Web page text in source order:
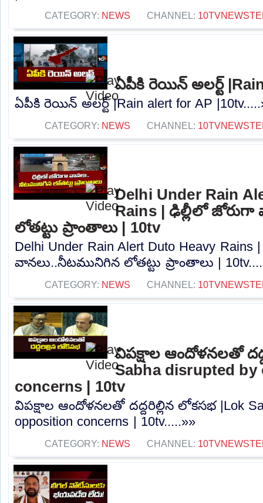
CATEGORY: NEWS CHANNEL:
ఏపీకి రెయిన్ అలర్ట్
ఏపీకి రెయిన్ అలర్ట్ |Rain alert for AP
CATEGORY: NEWS CHANNEL:
Delhi Under Rain
Rains | ఢిల్లీలో
లోతట్టు ప్రాంతాలు | 10tv
Delhi Under Rain Alert Duto Heavy
వానలు..నీటమునిగిన లోతట్టు ప్రాంతాలు |
CATEGORY: NEWS CHANNEL:
విపక్షాల ఆందోళనలతో
Sabha disrupted
concerns | 10tv
విపక్షాల ఆందోళనలతో దద్దరిల్లిన లోకసభ |Lok
opposition concerns | 10tv.....»»
CATEGORY: NEWS CHANNEL: